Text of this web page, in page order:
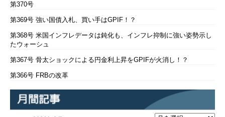
第370号
第369号 強い国債入札、買い手はGPIF！？
第368号 米国インフレデータは鈍化も、インフレ抑制に強い姿勢示し
たウォーシュ
第367号 骨太ショックによる円金利上昇をGPIFが火消し！？
第366号 FRBの改革